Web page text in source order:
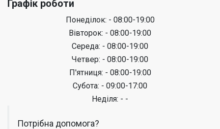
Графік роботи
Понеділок: - 08:00-19:00
Вівторок: - 08:00-19:00
Середа: - 08:00-19:00
Четвер: - 08:00-19:00
П'ятниця: - 08:00-19:00
Субота: - 09:00-17:00
Неділя: - -
Потрібна допомога?